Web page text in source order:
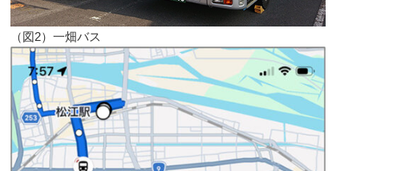
（図2）一畑バス